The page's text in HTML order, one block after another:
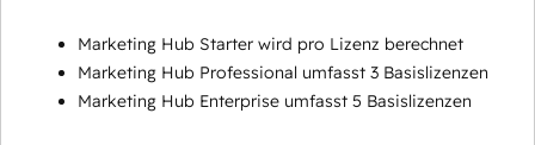
Marketing Hub Starter wird pro Lizenz berechnet
Marketing Hub Professional umfasst 3 Basislizenzen
Marketing Hub Enterprise umfasst 5 Basislizenzen